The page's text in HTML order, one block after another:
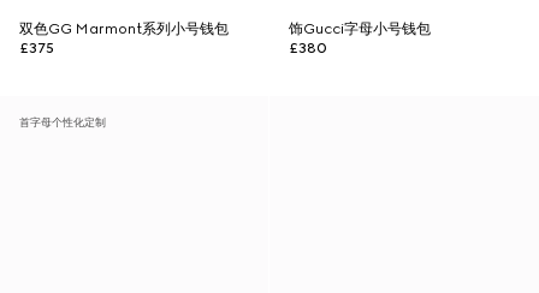
双色GG Marmont系列小号钱包
£375
饰Gucci字母小号钱包
£380
首字母个性化定制